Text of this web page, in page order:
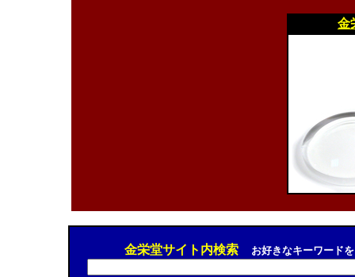
金
金栄堂サイト内検索 お好きなキーワード